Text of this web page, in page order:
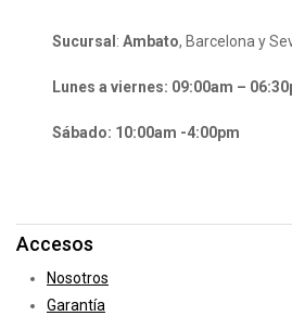
Sucursal :Ambato, Barcelona y
Lunes a viernes: 09:00am –
Sábado: 10:00am -4:00pm
Accesos
Nosotros
Garantía